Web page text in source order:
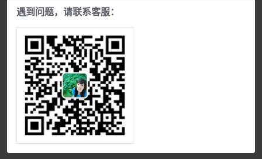
遇到问题，请联系客服：